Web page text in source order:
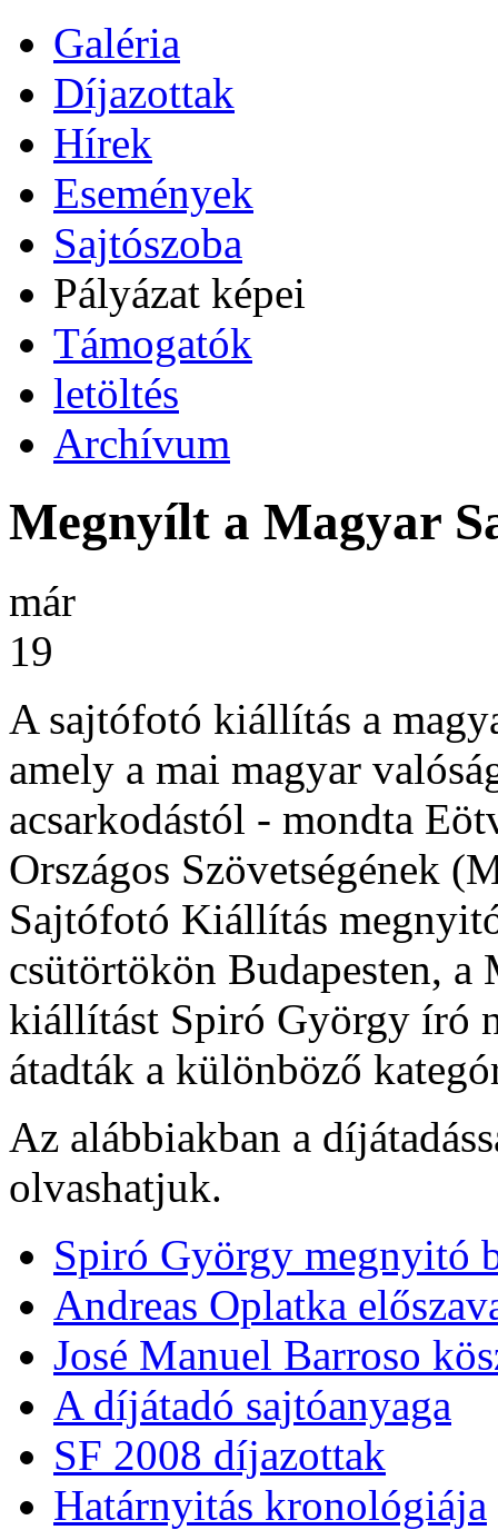
Galéria
Díjazottak
Hírek
Események
Sajtószoba
Pályázat képei
Támogatók
letöltés
Archívum
Megnyílt a Magyar
már
19
A sajtófotó kiállítás a
amely a mai magyar
acsarkodástól - mondta
Országos Szövetségének
Sajtófotó Kiállítás
csütörtökön Budapesten,
kiállítást Spiró György író
átadták a különböző
Az alábbiakban a
olvashatjuk.
Spiró György megnyitó
Andreas Oplatka
José Manuel Barroso
A díjátadó sajtóanyaga
SF 2008 díjazottak
Határnyitás kronológiája